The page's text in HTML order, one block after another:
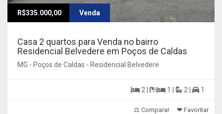
R$335.000,00 Venda
Casa 2 quartos para Venda no bairro
Residencial Belvedere em Poços de Caldas
MG - Poços de Caldas - Residencial Belvedere
2 | 1 | 2 | 1
⚖ Comparar ❤ Favoritar